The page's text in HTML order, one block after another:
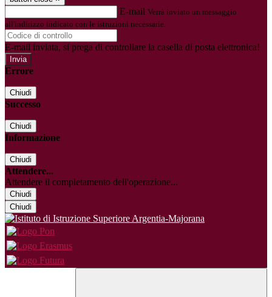
E-mail Verrà inviato un messaggio
all'indirizzo indicato con le istruzioni necessarie.
E-mail inviata, si prega di controllare la casella di posta elettronica!
Errore
Chiudi
Successo
Chiudi
Informazione
Chiudi
Attendere...
Attendere il completamento dell'operazione...
Chiudi
Chiudi